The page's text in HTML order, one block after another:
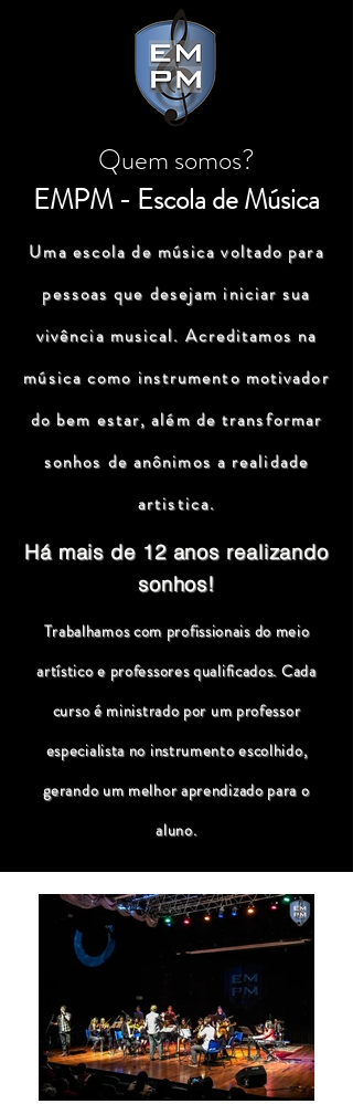
Quem somos?
EMPM - Escola de Música
Uma escola de música voltado para
pessoas que desejam iniciar sua
vivência musical. Acreditamos na
música como instrumento motivador
do bem estar, além de transformar
sonhos de anônimos a realidade
artistica.
Há mais de 12 anos realizando
sonhos!
Trabalhamos com profissionais do meio
artístico e professores qualificados. Cada
curso é ministrado por um professor
especialista no instrumento escolhido,
gerando um melhor aprendizado para o
aluno.